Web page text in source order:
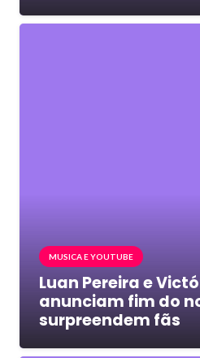
MUSICA E YOUTUBE
Luan Pereira e
anunciam fim do
surpreendem fãs